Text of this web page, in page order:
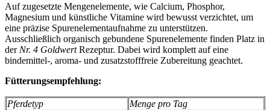
Auf zugesetzte Mengenelemente, wie Calcium, Phosphor,
Magnesium und künstliche Vitamine wird bewusst verzichtet, um
eine präzise Spurenelementaufnahme zu unterstützen.
Ausschließlich organisch gebundene Spurenelemente finden Platz in
der Nr. 4 GoldwertRezeptur. Dabei wird komplett auf eine
bindemittel-, aroma- und zusatzstofffreie Zubereitung geachtet.
Fütterungsempfehlung:
Pferdetyp
Menge pro Tag